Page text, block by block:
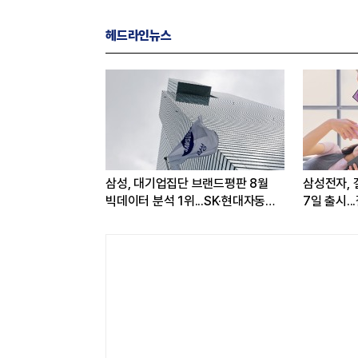
헤드라인뉴스
삼성, 대기업집단 브랜드평판 8월
빅데이터 분석 1위...SK·현대자동차
삼성전자,
7일 출시